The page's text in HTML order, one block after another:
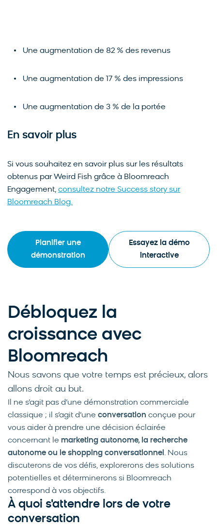
Une augmentation de 82 % des revenus
Une augmentation de 17 % des impressions
Une augmentation de 3 % de la portée
En savoir plus
Si vous souhaitez en savoir plus sur les résultats
obtenus par Weird Fish grâce à Bloomreach
Engagement, consultez notre Success story sur
Bloomreach Blog.
Planifier une
démonstration
Essayez la démo
interactive
Débloquez la
croissance avec
Bloomreach
Nous savons que votre temps est précieux, alors
allons droit au but.
Il ne s’agit pas d’une démonstration commerciale
classique ; il s’agit d’une conversation conçue pour
vous aider à prendre une décision éclairée
concernant le marketing autonome, la recherche
autonome ou le shopping conversationnel. Nous
discuterons de vos défis, explorerons des solutions
potentielles et déterminerons si Bloomreach
correspond à vos objectifs.
À quoi s'attendre lors de votre
conversation